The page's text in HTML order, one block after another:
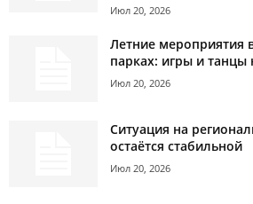
Июл 20, 2026
Летние мероприятия
парках: игры и танцы
Июл 20, 2026
Ситуация на
остаётся стабильной
Июл 20, 2026